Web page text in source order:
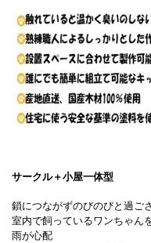
サークル＋小屋一体型
鎖につながずのびのびと過ご
室内で飼っているワンちゃん
雨が心配